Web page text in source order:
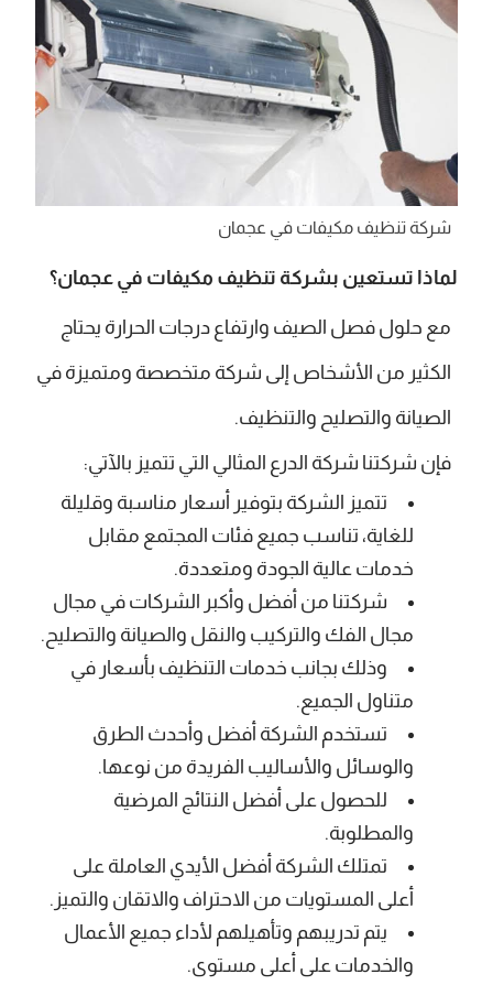
شركة تنظيف مكيفات في عجمان
لماذا تستعين بشركة تنظيف مكيفات في عجمان؟
مع حلول فصل الصيف وارتفاع درجات الحرارة يحتاج
الكثير من الأشخاص إلى شركة متخصصة ومتميزة في
الصيانة والتصليح والتنظيف.
فإن شركتنا شركة الدرع المثالي التي تتميز بالآتي:
تتميز الشركة بتوفير أسعار مناسبة وقليلة
للغاية، تناسب جميع فئات المجتمع مقابل
خدمات عالية الجودة ومتعددة.
شركتنا من أفضل وأكبر الشركات في مجال
مجال الفك والتركيب والنقل والصيانة والتصليح.
وذلك بجانب خدمات التنظيف بأسعار في
متناول الجميع.
تستخدم الشركة أفضل وأحدث الطرق
والوسائل والأساليب الفريدة من نوعها.
للحصول على أفضل النتائج المرضية
والمطلوبة.
تمتلك الشركة أفضل الأيدي العاملة على
أعلى المستويات من الاحتراف والاتقان والتميز.
يتم تدريبهم وتأهيلهم لأداء جميع الأعمال
والخدمات على أعلى مستوى.